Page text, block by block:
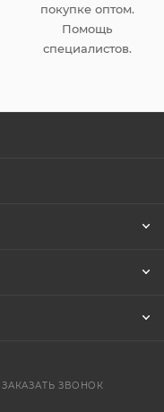
покупке оптом.
Помощь
специалистов.
ЗАКАЗАТЬ ЗВОНОК